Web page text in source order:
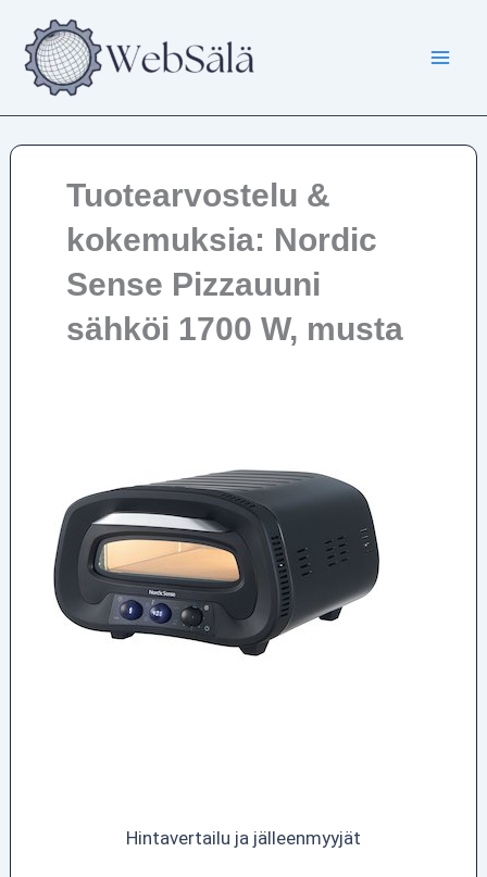
sisältöön
Tuotearvostelu &
kokemuksia: Nordic
Sense Pizzauuni
sähköi 1700 W, musta
Hintavertailu ja jälleenmyyjät